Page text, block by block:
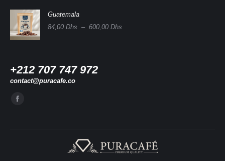
Guatemala
84,00 Dhs – 600,00 Dhs
+212 707 747 972
contact@puracafe.co
Trouvez nous sur :
Facebook